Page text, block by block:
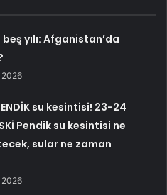
beş yılı: Afganistan’da
2026
su kesintisi! 23-24
Pendik su kesintisi ne
sular ne zaman
2026